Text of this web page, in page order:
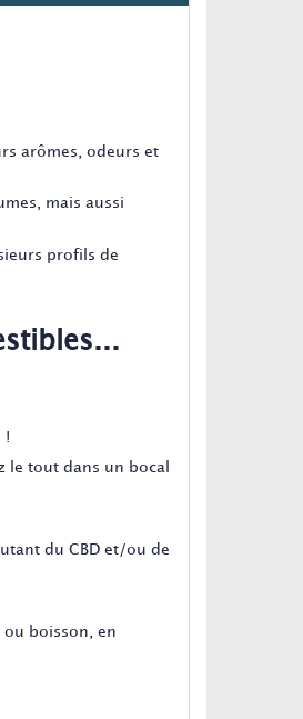
arômes, odeurs et
mais aussi
profils de
!
le tout dans un bocal
du CBD et/ou de
boisson, en